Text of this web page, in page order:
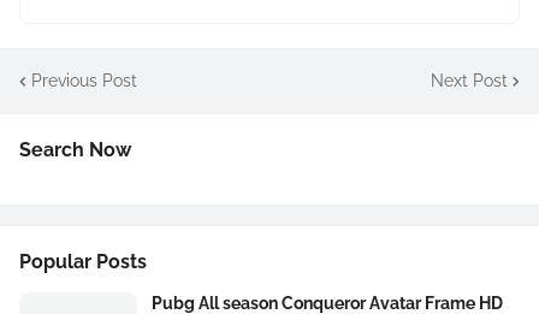
Previous Post Next Post
Search Now
Popular Posts
Pubg All season Conqueror Avatar Frame HD